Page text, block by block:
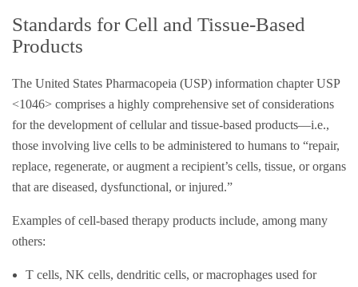
Standards for Cell and Tissue-Based
Products
The United States Pharmacopeia (USP) information chapter USP
<1046> comprises a highly comprehensive set of considerations
for the development of cellular and tissue-based products—i.e.,
those involving live cells to be administered to humans to “repair,
replace, regenerate, or augment a recipient’s cells, tissue, or organs
that are diseased, dysfunctional, or injured.”
Examples of cell-based therapy products include, among many
others:
T cells, NK cells, dendritic cells, or macrophages used for